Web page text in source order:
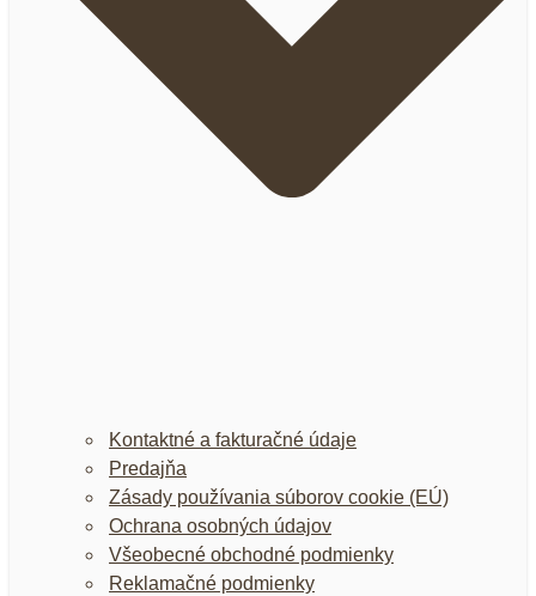
Kontaktné a fakturačné údaje
Predajňa
Zásady používania súborov cookie (EÚ)
Ochrana osobných údajov
Všeobecné obchodné podmienky
Reklamačné podmienky